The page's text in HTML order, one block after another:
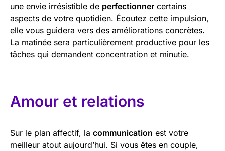
une envie irrésistible de perfectionner certains
aspects de votre quotidien. Écoutez cette impulsion,
elle vous guidera vers des améliorations concrètes.
La matinée sera particulièrement productive pour les
tâches qui demandent concentration et minutie.
Amour et relations
Sur le plan affectif, la communication est votre
meilleur atout aujourd’hui. Si vous êtes en couple,